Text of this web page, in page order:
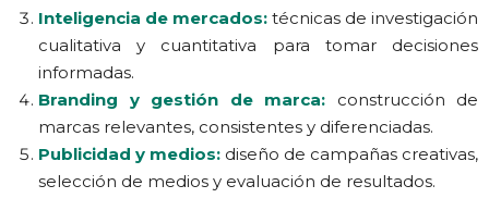
Inteligencia de mercados: técnicas de investigación
cualitativa y cuantitativa para tomar decisiones
informadas.
Branding y gestión de marca: construcción de
marcas relevantes, consistentes y diferenciadas.
Publicidad y medios: diseño de campañas creativas,
selección de medios y evaluación de resultados.